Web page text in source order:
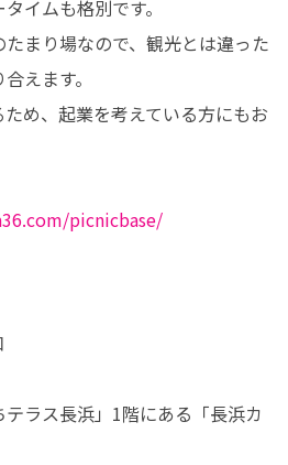
イムも格別です。
まり場なので、観光とは違った
えます。
め、起業を考えている方にもお
picnicbase/
ラス長浜」1階にある「長浜カ